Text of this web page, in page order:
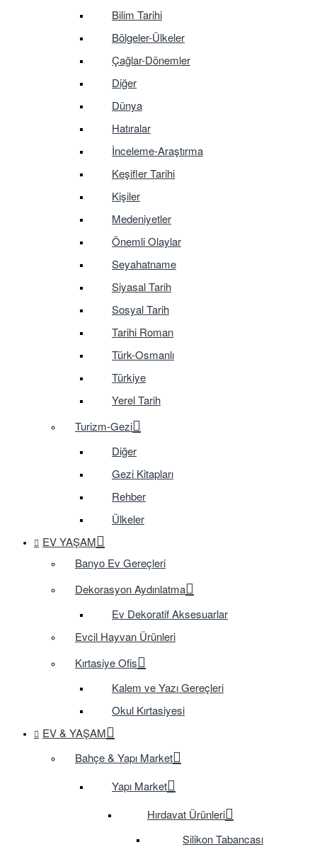
Bilim Tarihi
Bölgeler-Ülkeler
Çağlar-Dönemler
Diğer
Dünya
Hatıralar
İnceleme-Araştırma
Keşifler Tarihi
Kişiler
Medeniyetler
Önemli Olaylar
Seyahatname
Siyasal Tarih
Sosyal Tarih
Tarihi Roman
Türk-Osmanlı
Türkiye
Yerel Tarih
Turizm-Gezi
Diğer
Gezi Kitapları
Rehber
Ülkeler
EV YAŞAM
Banyo Ev Gereçleri
Dekorasyon Aydınlatma
Ev Dekoratif Aksesuarlar
Evcil Hayvan Ürünleri
Kırtasiye Ofis
Kalem ve Yazı Gereçleri
Okul Kırtasiyesi
EV & YAŞAM
Bahçe & Yapı Market
Yapı Market
Hırdavat Ürünleri
Silikon Tabancası